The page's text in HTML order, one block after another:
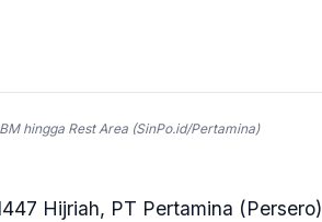
hingga Rest Area (SinPo.id/Pertamina)
Hijriah, PT Pertamina